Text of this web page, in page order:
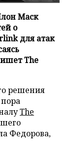
Маск
о
для атак
The
решения
The
Федорова,